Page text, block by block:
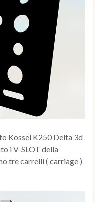
Kossel K250 Delta 3d
i V-SLOT della
tre carrelli ( carriage )